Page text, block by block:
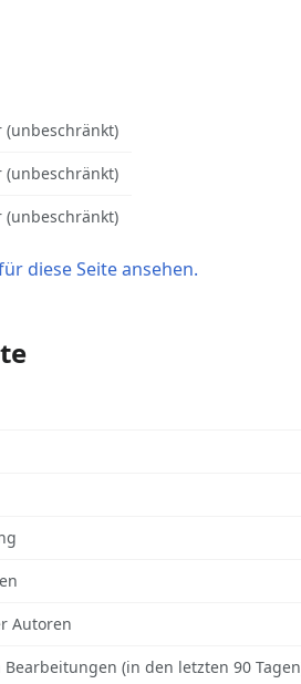
(unbeschränkt)
(unbeschränkt)
(unbeschränkt)
diese Seite ansehen.
Autoren
(in den letzten 90